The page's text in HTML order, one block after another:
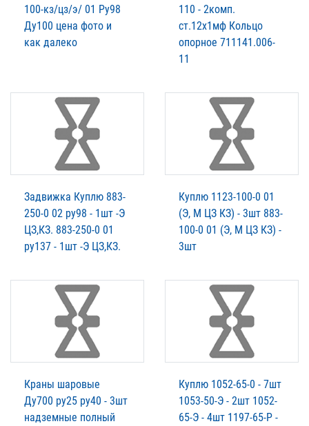
100-кз/цз/э/ 01 Ру98
Ду100 цена фото и
как далеко
110 - 2комп.
ст.12х1мф Кольцо
опорное 711141.006-
11
Задвижка Куплю 883-
250-0 02 ру98 - 1шт -Э
ЦЗ,КЗ. 883-250-0 01
ру137 - 1шт -Э ЦЗ,КЗ.
Куплю 1123-100-0 01
(Э, М ЦЗ КЗ) - 3шт 883-
100-0 01 (Э, М ЦЗ КЗ) -
3шт
Краны шаровые
Ду700 ру25 ру40 - 3шт
надземные полный
Куплю 1052-65-0 - 7шт
1053-50-Э - 2шт 1052-
65-Э - 4шт 1197-65-Р -